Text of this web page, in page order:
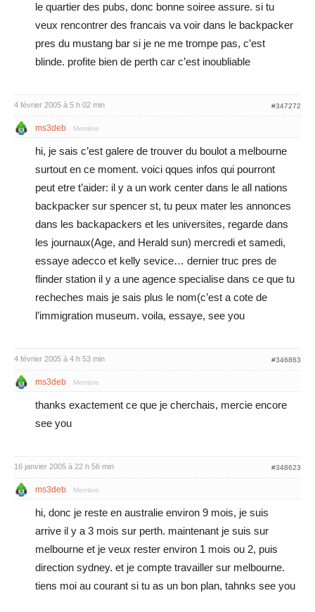
le quartier des pubs, donc bonne soiree assure. si tu
veux rencontrer des francais va voir dans le backpacker
pres du mustang bar si je ne me trompe pas, c’est
blinde. profite bien de perth car c’est inoubliable
4 février 2005 à 5 h 02 min #347272
ms3deb Membre
hi, je sais c’est galere de trouver du boulot a melbourne
surtout en ce moment. voici qques infos qui pourront
peut etre t’aider: il y a un work center dans le all nations
backpacker sur spencer st, tu peux mater les annonces
dans les backapackers et les universites, regarde dans
les journaux(Age, and Herald sun) mercredi et samedi,
essaye adecco et kelly sevice… dernier truc pres de
flinder station il y a une agence specialise dans ce que tu
recheches mais je sais plus le nom(c’est a cote de
l’immigration museum. voila, essaye, see you
4 février 2005 à 4 h 53 min #346863
ms3deb Membre
thanks exactement ce que je cherchais, mercie encore
see you
16 janvier 2005 à 22 h 56 min #348623
ms3deb Membre
hi, donc je reste en australie environ 9 mois, je suis
arrive il y a 3 mois sur perth. maintenant je suis sur
melbourne et je veux rester environ 1 mois ou 2, puis
direction sydney. et je compte travailler sur melbourne.
tiens moi au courant si tu as un bon plan, tahnks see you